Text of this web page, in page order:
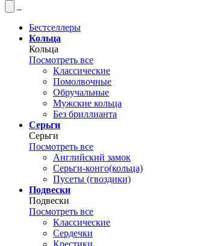
Бестселлеры
Кольца
Кольца
Посмотреть все
Классические
Помолвочные
Обручальные
Мужские кольца
Без бриллианта
Серьги
Серьги
Посмотреть все
Английский замок
Серьги-конго(кольца)
Пусеты (гвоздики)
Подвески
Подвески
Посмотреть все
Классические
Сердечки
Крестики